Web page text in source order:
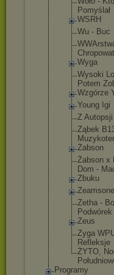
Pomyślał
WSRH
Wu - Buc
Wyga
Wysoki
Potem
Wzgórze
Young Igi
Z
Ząbek
Żabson
Żabson x
Dom -
Zbuku
Zeamsone
Zetha -
Podwórek
Zeus
Zyga
Refleksje
ŻYTO,
Programy